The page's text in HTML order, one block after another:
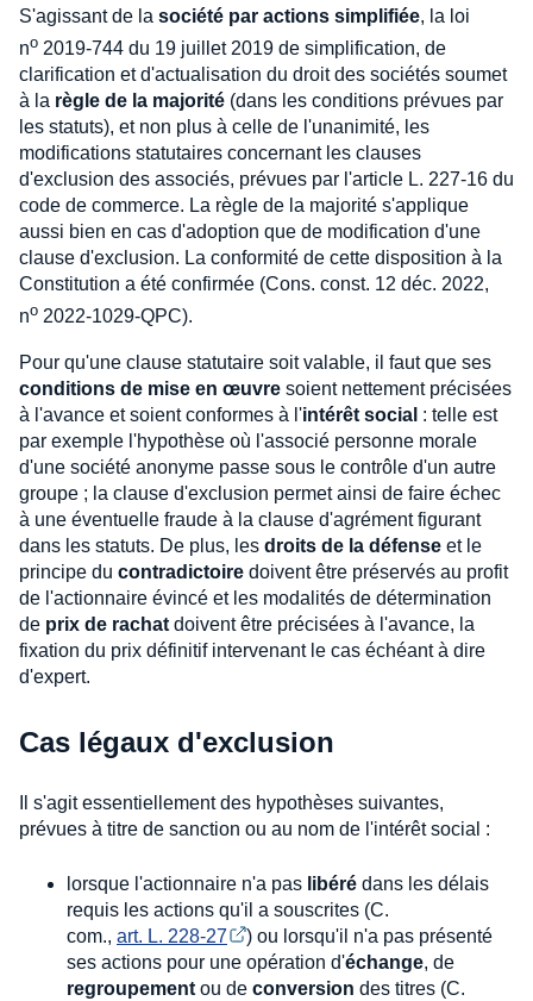
S'agissant de la société par actions simplifiée, la loi
no 2019-744 du 19 juillet 2019 de simplification, de
clarification et d'actualisation du droit des sociétés soumet
à la règle de la majorité (dans les conditions prévues par
les statuts), et non plus à celle de l'unanimité, les
modifications statutaires concernant les clauses
d'exclusion des associés, prévues par l'article L. 227-16 du
code de commerce. La règle de la majorité s'applique
aussi bien en cas d'adoption que de modification d'une
clause d'exclusion. La conformité de cette disposition à la
Constitution a été confirmée (Cons. const. 12 déc. 2022,
no 2022-1029-QPC).
Pour qu'une clause statutaire soit valable, il faut que ses
conditions de mise en œuvre soient nettement précisées
à l'avance et soient conformes à l'intérêt social : telle est
par exemple l'hypothèse où l'associé personne morale
d'une société anonyme passe sous le contrôle d'un autre
groupe ; la clause d'exclusion permet ainsi de faire échec
à une éventuelle fraude à la clause d'agrément figurant
dans les statuts. De plus, les droits de la défense et le
principe du contradictoire doivent être préservés au profit
de l'actionnaire évincé et les modalités de détermination
de prix de rachat doivent être précisées à l'avance, la
fixation du prix définitif intervenant le cas échéant à dire
d'expert.
Cas légaux d'exclusion
Il s'agit essentiellement des hypothèses suivantes,
prévues à titre de sanction ou au nom de l'intérêt social :
lorsque l'actionnaire n'a pas libéré dans les délais
requis les actions qu'il a souscrites (C.
com., art. L. 228-27
) ou lorsqu'il n'a pas présenté
ses actions pour une opération d'échange, de
regroupement ou de conversion des titres (C.